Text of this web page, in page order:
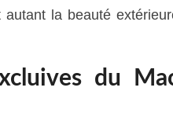
la beauté
du